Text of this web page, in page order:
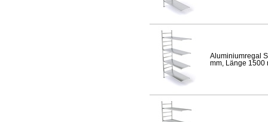
Aluminiumregal
mm, Länge 1500